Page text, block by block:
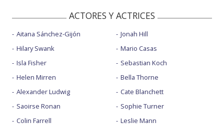
ACTORES Y ACTRICES
Aitana Sánchez-Gijón
Hilary Swank
Isla Fisher
Helen Mirren
Alexander Ludwig
Saoirse Ronan
Colin Farrell
Jonah Hill
Mario Casas
Sebastian Koch
Bella Thorne
Cate Blanchett
Sophie Turner
Leslie Mann